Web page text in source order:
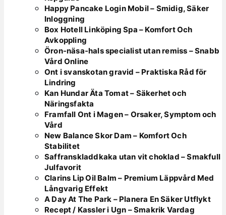
Happy Pancake Login Mobil – Smidig, Säker
Inloggning
Box Hotell Linköping Spa – Komfort Och
Avkoppling
Öron-näsa-hals specialist utan remiss – Snabb
Vård Online
Ont i svanskotan gravid – Praktiska Råd för
Lindring
Kan Hundar Äta Tomat – Säkerhet och
Näringsfakta
Framfall Ont i Magen – Orsaker, Symptom och
Vård
New Balance Skor Dam – Komfort Och
Stabilitet
Saffranskladdkaka utan vit choklad – Smakfull
Julfavorit
Clarins Lip Oil Balm – Premium Läppvård Med
Långvarig Effekt
A Day At The Park – Planera En Säker Utflykt
Recept / Kassler i Ugn – Smakrik Vardag